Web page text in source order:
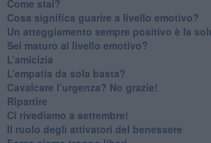
​Come stai?
Cosa significa guarire a livello emotivo?
​Un atteggiamento sempre positivo è la
​Sei maturo al livello emotivo?
​L’amicizia
​L’empatia da sola basta?
​Cavalcare l’urgenza? No grazie!
Ripartire
​Ci rivediamo a settembre!
​Il ruolo degli attivatori del benessere